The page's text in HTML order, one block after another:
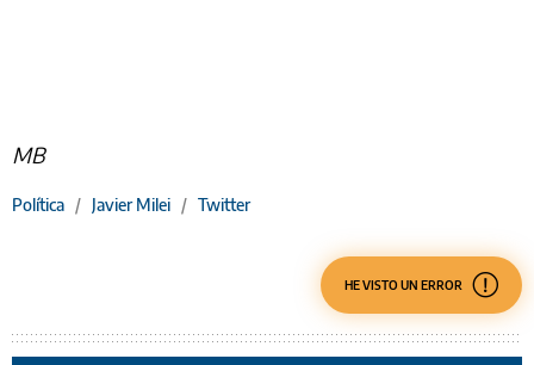
MB
Política / Javier Milei / Twitter
HE VISTO UN ERROR